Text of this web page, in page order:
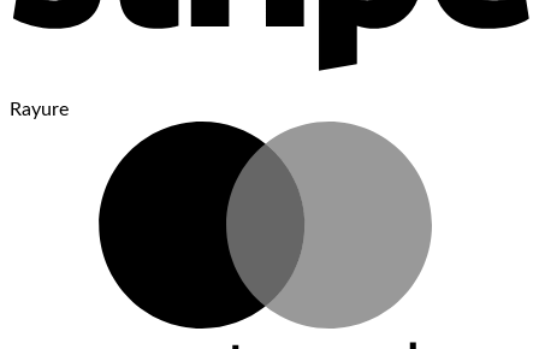
Rayure